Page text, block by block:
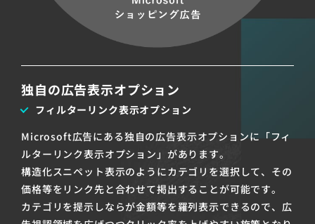
独自の広告表示オプション
フィルターリンク表示オプション
Microsoft広告にある独自の広告表示オプションに「フィ
ルターリンク表示オプション」があります。
構造化スニペット表示のようにカテゴリを選択して、その
価格等をリンク先と合わせて掲出することが可能です。
カテゴリを提示しならが金額等を羅列表示できるので、広